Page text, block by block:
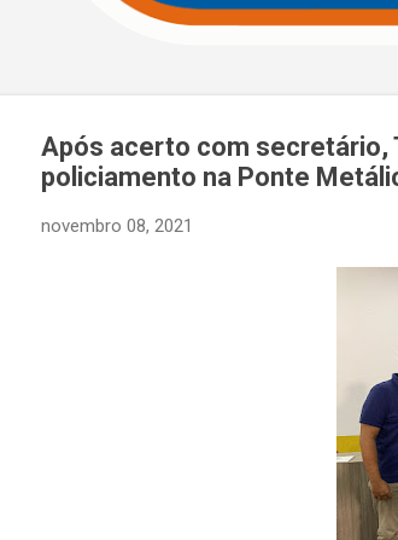
Após acerto com secretário,
policiamento na Ponte
novembro 08, 2021